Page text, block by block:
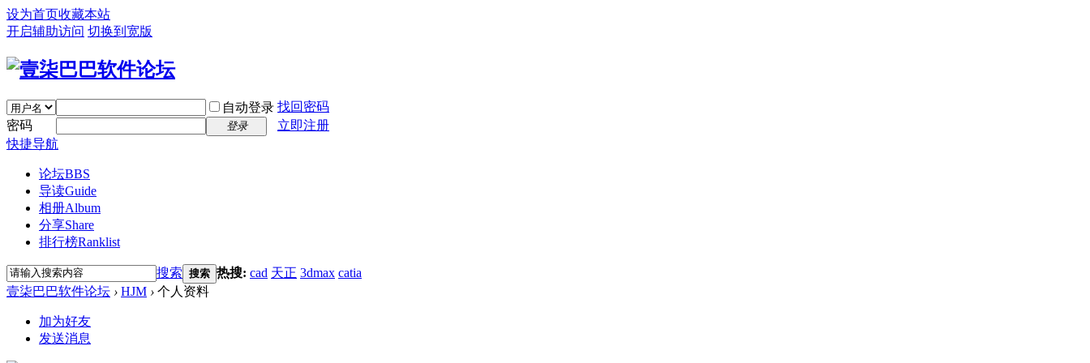
设为首页收藏本站
开启辅助访问 切换到宽版
自动登录 找回密码
密码
登录
立即注册
快捷导航
论坛BBS
导读Guide
相册Album
分享Share
排行榜Ranklist
搜索 搜索 热搜: cad 天正 3dmax catia
壹柒巴巴软件论坛 › HJM › 个人资料
加为好友
发送消息